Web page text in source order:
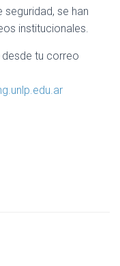
se han
institucionales.
tu correo